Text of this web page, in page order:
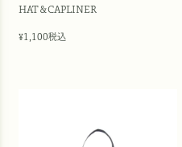
HAT＆CAPLINER
¥1,100税込